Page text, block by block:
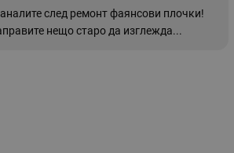
след ремонт фаянсови плочки!
нещо старо да изглежда...